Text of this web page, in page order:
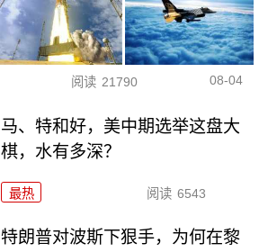
阅读 21790 08-04
马、特和好，美中期选举这盘大
棋，水有多深？
最热 阅读 6543
特朗普对波斯下狠手，为何在黎